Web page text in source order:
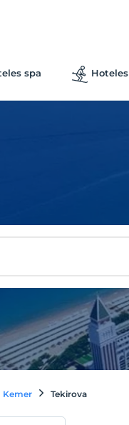
spa
Kemer Tekirova